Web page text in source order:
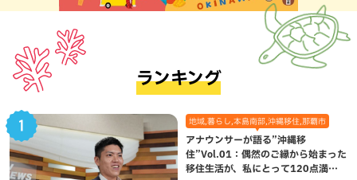
ランキング
地域,暮らし,本島南部,沖縄移住,那覇市
アナウンサーが語る”沖縄移
住”Vol.01：偶然のご縁から始まった
移住生活が、私にとって120点満点